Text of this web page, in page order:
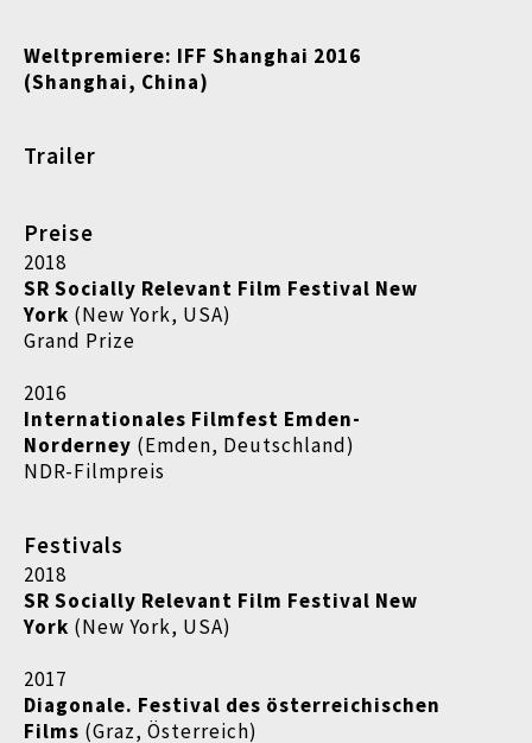
Weltpremiere: IFF Shanghai 2016
(Shanghai, China)
Trailer
Preise
2018
SR Socially Relevant Film Festival New
York (New York, USA)
Grand Prize
2016
Internationales Filmfest Emden-
Norderney (Emden, Deutschland)
NDR-Filmpreis
Festivals
2018
SR Socially Relevant Film Festival New
York (New York, USA)
2017
Diagonale. Festival des österreichischen
Films (Graz, Österreich)